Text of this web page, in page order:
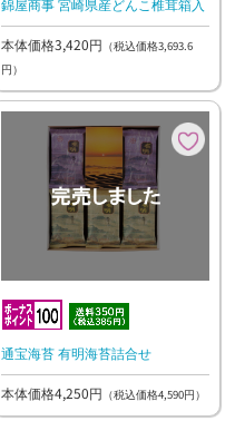
錦屋商事 宮崎県産どんこ椎茸箱入
本体価格3,420円 （税込価格3,693.6
円）
通宝海苔 有明海苔詰合せ
本体価格4,250円 （税込価格4,590円）